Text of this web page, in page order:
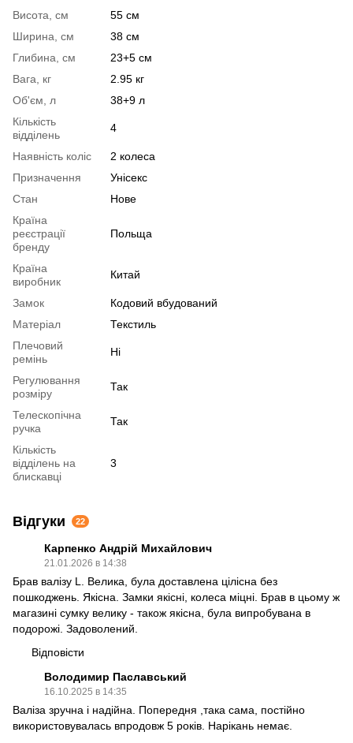
Висота, см
55 см
Ширина, см
38 см
Глибина, см
23+5 см
Вага, кг
2.95 кг
Об'єм, л
38+9 л
Кількість
відділень
4
Наявність коліс
2 колеса
Призначення
Унісекс
Стан
Нове
Країна
реєстрації
бренду
Польща
Країна
виробник
Китай
Замок
Кодовий вбудований
Матеріал
Текстиль
Плечовий
ремінь
Ні
Регулювання
розміру
Так
Телескопічна
ручка
Так
Кількість
відділень на
блискавці
3
Відгуки 22
Карпенко Андрій Михайлович
21.01.2026 в 14:38
Брав валізу L. Велика, була доставлена цілісна без
пошкоджень. Якісна. Замки якісні, колеса міцні. Брав в цьому ж
магазині сумку велику - також якісна, була випробувана в
подорожі. Задоволений.
Відповісти
Володимир Паславський
16.10.2025 в 14:35
Валіза зручна і надійна. Попередня ,така сама, постійно
використовувалась впродовж 5 років. Нарікань немає.